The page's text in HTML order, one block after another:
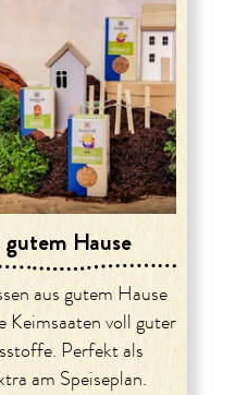
gutem Hause
aus gutem Hause
Keimsaaten voll guter
Perfekt als
am Speiseplan.